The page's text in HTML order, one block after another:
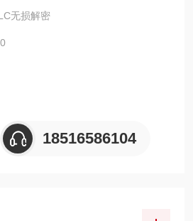
解密维修如上电所有指示灯不亮，全
通讯连接不上，通讯异常，通讯网口
无损解密
18516586104